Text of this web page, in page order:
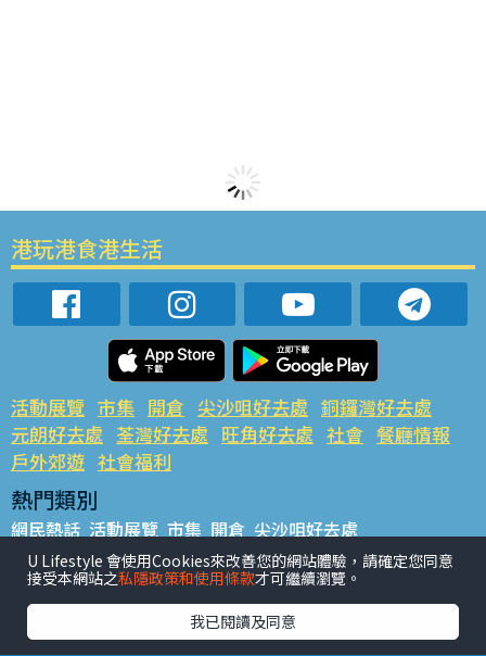
港玩港食港生活
活動展覽 市集 開倉 尖沙咀好去處 銅鑼灣好去處
元朗好去處 荃灣好去處 旺角好去處 社會 餐廳情報
戶外郊遊 社會福利
熱門類別
網民熱話 活動展覽 市集 開倉 尖沙咀好去處
銅鑼灣好去處 元朗好去處 荃灣好去處 旺角好去處 社會
餐廳情報 戶外郊遊
熱門標籤
#UGO搵好去處 #人氣活動推介 #美食社群熱話
U Lifestyle 會使用Cookies來改善您的網站體驗，請確定您同意
接受本網站之私隱政策和使用條款才可繼續瀏覽。
我已閱讀及同意